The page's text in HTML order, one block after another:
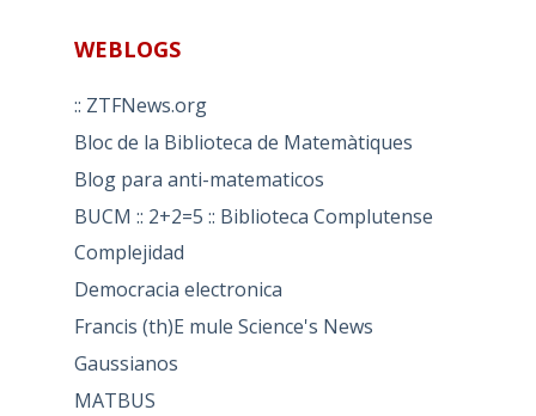
WEBLOGS
:: ZTFNews.org
Bloc de la Biblioteca de Matemàtiques
Blog para anti-matematicos
BUCM :: 2+2=5 :: Biblioteca Complutense
Complejidad
Democracia electronica
Francis (th)E mule Science's News
Gaussianos
MATBUS